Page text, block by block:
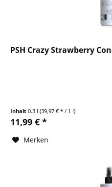
PSH Crazy Strawberry
Inhalt0.3 l(39,97 € * / 1 l)
11,99 € *
Merken